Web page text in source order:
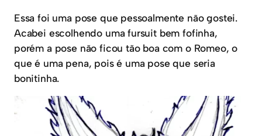
Essa foi uma pose que pessoalmente não gostei.
Acabei escolhendo uma fursuit bem fofinha,
porém a pose não ficou tão boa com o Romeo, o
que é uma pena, pois é uma pose que seria
bonitinha.